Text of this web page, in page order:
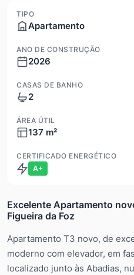
TIPO
Apartamento
ANO DE CONSTRUÇÃO
2026
CASAS DE BANHO
2
ÁREA ÚTIL
137 m²
CERTIFICADO ENERGÉTICO
A+
Excelente Apartamento
Figueira da Foz
Apartamento T3 novo, de
moderno com elevador, em
localizado junto às Abadias,